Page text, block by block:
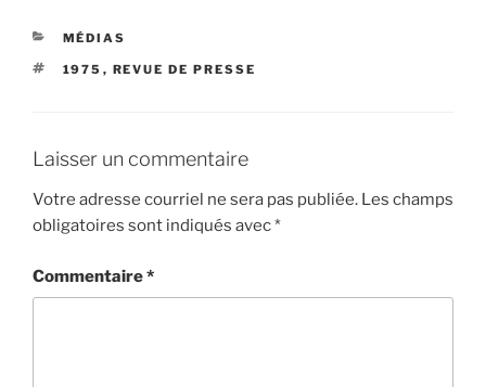
CATÉGORIES
MÉDIAS
ÉTIQUETTES
1975 , REVUE DE PRESSE
Laisser un commentaire
Votre adresse courriel ne sera pas publiée. Les champs
obligatoires sont indiqués avec*
Commentaire*